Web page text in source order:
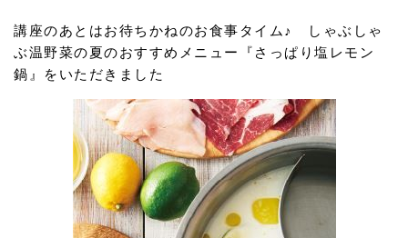
講座のあとはお待ちかねのお食事タイム♪ しゃぶしゃ
ぶ温野菜の夏のおすすめメニュー『さっぱり塩レモン
鍋』をいただきました